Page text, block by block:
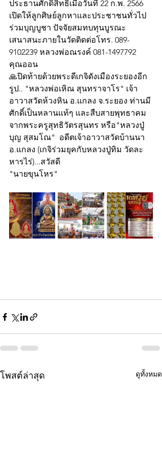
ประธานศักดิ์สิทธิ์เมื่อวันที่ 22 ก.พ. 2566
เปิดให้ลูกศิษย์ลูกหาและประชาชนทั่วไป
ร่วมบุญบูชา ปัจจัยสมทบทุนบูรณะ
เสนาสนะภายในวัดติดต่อโทร. 089-
9102239 หลวงพ่อณรงค์ 081-1497792
คุณออน
🙏ปิดท้ายด้วยพระดีเกจิดังเมืองระยองอีก
รูป.. "หลวงพ่อเหิณ สุนทราจาโร" เจ้า
อาวาสวัดห้วงหิน อ.แกลง จ.ระยอง ท่านมี
ศักดิ์เป็นหลานแท้ๆ และสืบสายพุทธาคม
จากพระครูสุทธิวัตรสุนทร หรือ"หลวงปู่
บุญ สุสมโณ"  อดีตเจ้าอาวาสวัดบ้านนา
อ.แกลง (เกจิร่วมยุคกับหลวงปู่ทิม วัดละ
หารไร่)...สวัสดี
"นายขุนโหร"
โพสต์ล่าสุด ดูทั้งหมด